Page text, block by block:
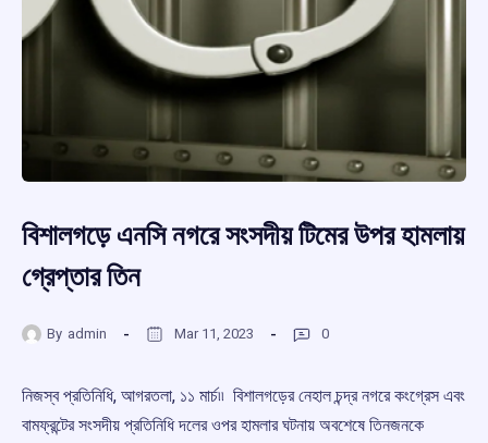
বিশালগড়ে এনসি নগরে সংসদীয় টিমের উপর হামলায়
গ্রেপ্তার তিন
By admin Mar 11, 2023 0
নিজস্ব প্রতিনিধি, আগরতলা, ১১ মার্চ৷৷ বিশালগড়ের নেহাল চন্দ্র নগরে কংগ্রেস এবং
বামফ্রন্টের সংসদীয় প্রতিনিধি দলের ওপর হামলার ঘটনায় অবশেষে তিনজনকে